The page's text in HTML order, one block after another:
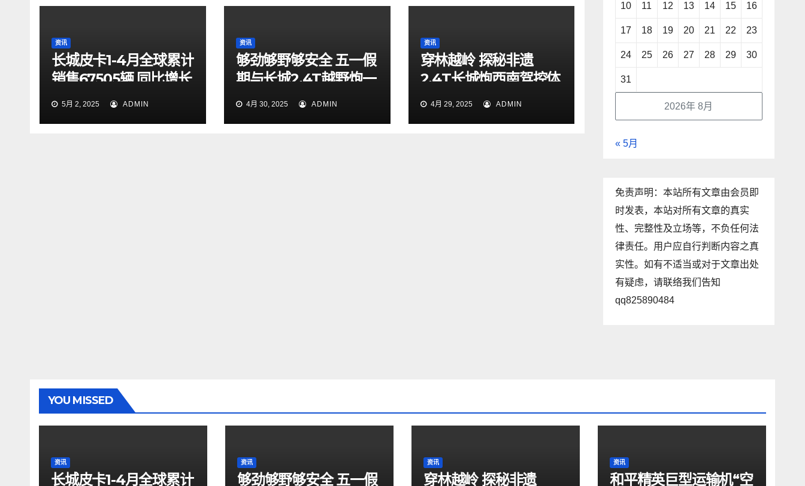
资讯
长城皮卡1-4月全球累计
销售67505辆 同比增长
9.7% 蝉联中国皮卡销
5月 2, 2025 ADMIN
资讯
够劲够野够安全 五一假
期与长城2.4T越野炮一
起探索山海秘境
4月 30, 2025 ADMIN
资讯
穿林越岭 探秘非遗
2.4T长城炮西南驾控体
验营贵阳站燃擎启动
4月 29, 2025 ADMIN 2026年 8月
10 11 12 13 14 15 16
17 18 19 20 21 22 23
24 25 26 27 28 29 30
31
« 5月
免责声明：本站所有文章由会员即
时发表，本站对所有文章的真实
性、完整性及立场等，不负任何法
律责任。用户应自行判断内容之真
实性。如有不适当或对于文章出处
有疑虑，请联络我们告知
qq825890484
YOU MISSED
资讯
长城皮卡1-4月全球累计
资讯
够劲够野够安全 五一假
资讯
穿林越岭 探秘非遗
资讯
和平精英巨型运输机“空